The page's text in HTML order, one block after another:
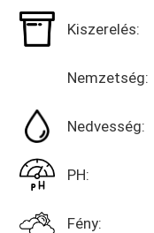
Kiszerelés:
Nemzetség:
Nedvesség:
PH:
Fény: